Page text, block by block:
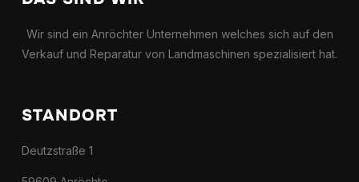
Wir sind ein Anröchter Unternehmen welches sich auf den
Verkauf und Reparatur von Landmaschinen spezialisiert hat.
STANDORT
Deutzstraße 1